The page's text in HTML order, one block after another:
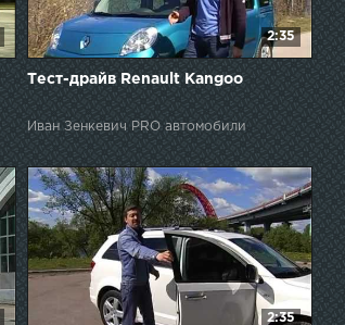
2:35
Тест-драйв Renault Kangoo
Иван Зенкевич PRO автомобили
2:35